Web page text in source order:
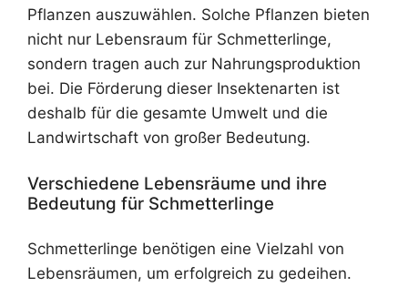
Pflanzen auszuwählen. Solche Pflanzen bieten
nicht nur Lebensraum für Schmetterlinge,
sondern tragen auch zur Nahrungsproduktion
bei. Die Förderung dieser Insektenarten ist
deshalb für die gesamte Umwelt und die
Landwirtschaft von großer Bedeutung.
Verschiedene Lebensräume und ihre
Bedeutung für Schmetterlinge
Schmetterlinge benötigen eine Vielzahl von
Lebensräumen, um erfolgreich zu gedeihen.